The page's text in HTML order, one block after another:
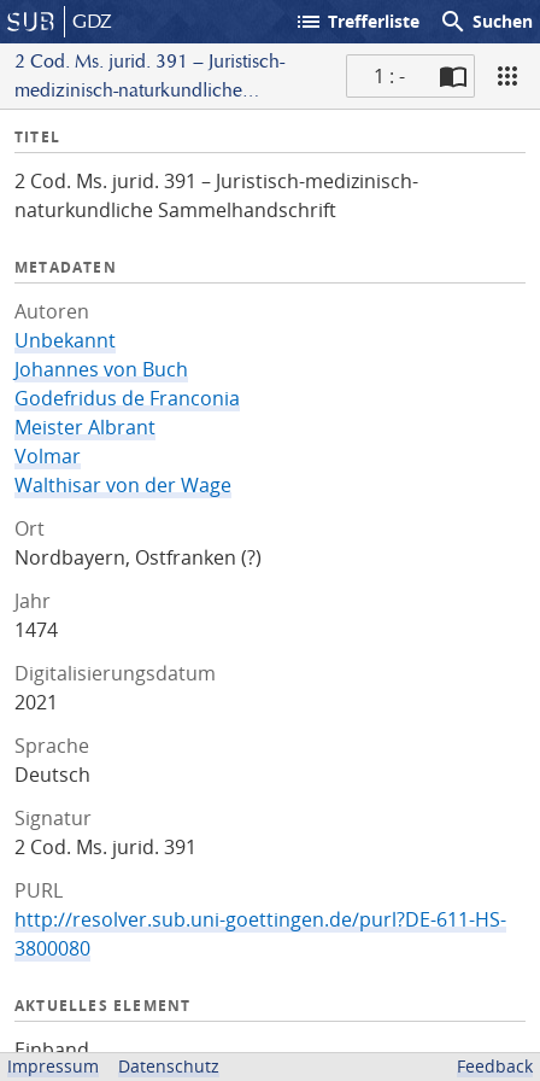
GDZ list Trefferliste search Suchen
2 Cod. Ms. jurid. 391 – Juristisch-
medizinisch-naturkundliche
1 : -
I
f
o
TITEL
2 Cod. Ms. jurid. 391 – Juristisch-medizinisch-
naturkundliche Sammelhandschrift
METADATEN
Autoren
Unbekannt
Johannes von Buch
Godefridus de Franconia
Meister Albrant
Volmar
Walthisar von der Wage
Ort
Nordbayern, Ostfranken (?)
Jahr
1474
Digitalisierungsdatum
2021
Sprache
Deutsch
Signatur
2 Cod. Ms. jurid. 391
PURL
http://resolver.sub.uni-goettingen.de/purl?DE-611-HS-
3800080
AKTUELLES ELEMENT
Einband
Impressum Datenschutz Feedback